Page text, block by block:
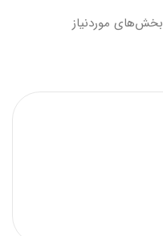
بخش‌های موردنیاز